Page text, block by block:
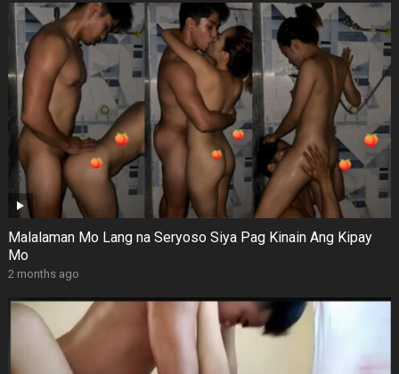
Malalaman Mo Lang na Seryoso Siya Pag Kinain Ang Kipay
Mo
2 months ago